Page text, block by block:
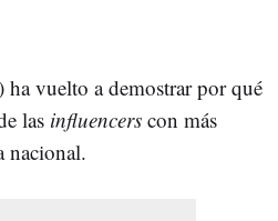
ha vuelto a demostrar por qué
las influencers con más
nacional.